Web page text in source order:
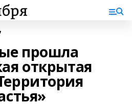
прошла
открытая